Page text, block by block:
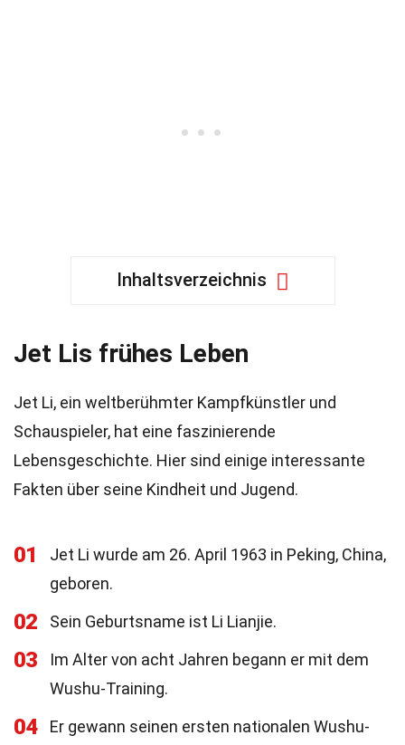
Inhaltsverzeichnis
Jet Lis frühes Leben
Jet Li, ein weltberühmter Kampfkünstler und
Schauspieler, hat eine faszinierende
Lebensgeschichte. Hier sind einige interessante
Fakten über seine Kindheit und Jugend.
01
Jet Li wurde am 26. April 1963 in Peking, China,
geboren.
02 Sein Geburtsname ist Li Lianjie.
03
Im Alter von acht Jahren begann er mit dem
Wushu-Training.
04
Er gewann seinen ersten nationalen Wushu-